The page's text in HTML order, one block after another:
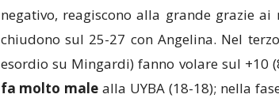
negativo, reagiscono alla grande grazie
chiudono sul 25-27 con Angelina. Nel
esordio su Mingardi) fanno volare sul +10
fa molto male alla UYBA (18-18); nella